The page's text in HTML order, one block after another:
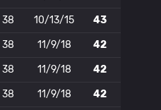
38 10/13/15 43
38 11/9/18 42
38 11/9/18 42
38 11/9/18 42